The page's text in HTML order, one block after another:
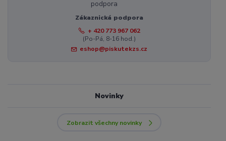
Zákaznická podpora
+ 420 773 967 062
(Po-Pá, 8-16 hod.)
eshop@piskutekzs.cz
Novinky
Zobrazit všechny novinky